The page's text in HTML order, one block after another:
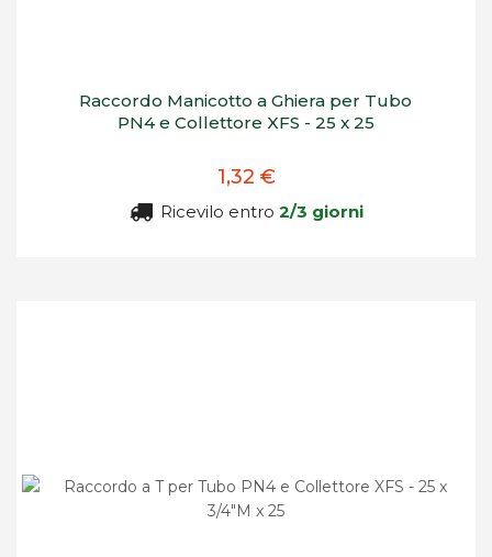
Raccordo Manicotto a Ghiera per Tubo
PN4 e Collettore XFS - 25 x 25
1,32 €
Ricevilo entro 2/3 giorni